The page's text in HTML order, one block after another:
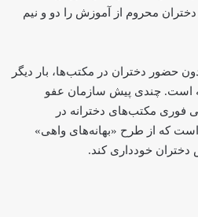
دختران محروم از آموزش را دو و نیم
حضور دختران در مکتب‌ها، بار دیگر
است. چندی پیش سازمان عفو
فوری مکتب‌های دخترانه در
که از طرح «بهانه‌های واهی»
خودداری کند.